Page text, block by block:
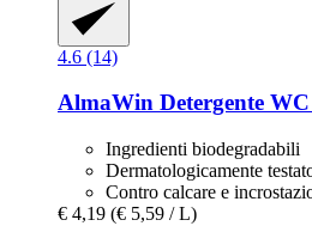
4.6 (14)
AlmaWin Detergente
Ingredienti biodegradabili
Dermatologicamente
Contro calcare e
€ 4,19 (€ 5,59 / L)